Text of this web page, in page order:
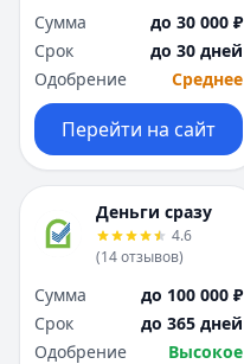
Сумма
до 30 000 ₽
Срок
до 30 дней
Одобрение
Среднее
Перейти на сайт
Деньги сразу
4.6
(14отзывов)
Сумма
до 100 000 ₽
Срок
до 365 дней
Одобрение
Высокое